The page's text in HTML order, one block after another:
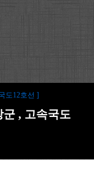
도12호선 ]
, 고속국도